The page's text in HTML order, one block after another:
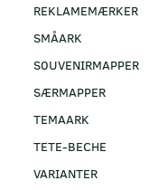
REKLAMEMÆRKER
SMÅARK
S0UVENIRMAPPER
SÆRMAPPER
TEMAARK
TETE-BECHE
VARIANTER